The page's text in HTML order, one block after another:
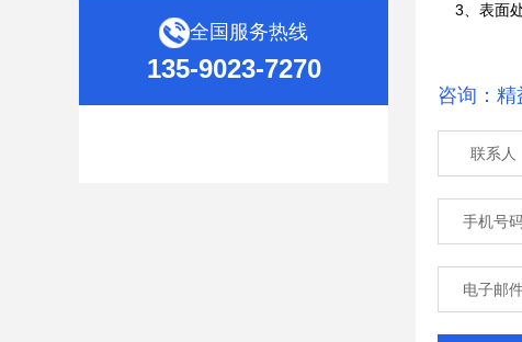
全国服务热线
135-9023-7270
3、表面
咨询：精
联系人
手机号
电子邮